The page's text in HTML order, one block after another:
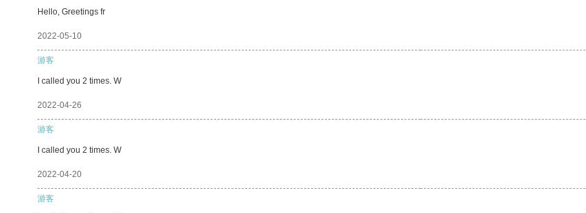
Hello, Greetings fr
2022-05-10
游客
I called you 2 times. W
2022-04-26
游客
I called you 2 times. W
2022-04-20
游客